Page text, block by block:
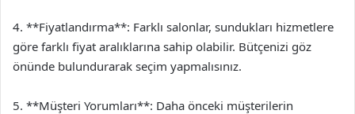
4. **Fiyatlandırma**: Farklı salonlar, sundukları hizmetlere
göre farklı fiyat aralıklarına sahip olabilir. Bütçenizi göz
önünde bulundurarak seçim yapmalısınız.
5. **Müşteri Yorumları**: Daha önceki müşterilerin